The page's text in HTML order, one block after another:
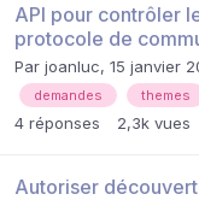
API pour contrôler
protocole de
Par joanluc, 15 janvier
demandes themes
4 réponses 2,3k vues
Autoriser